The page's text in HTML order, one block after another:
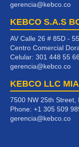
gerencia@kebco.co
KEBCO S.A.S
AV Calle 26 # 85D -
Centro Comercial
Celular: 301 448 55 66
gerencia@kebco.co
KEBCO LLC
7500 NW 25th Street,
Phone: +1 305 509
gerencia@kebco.co